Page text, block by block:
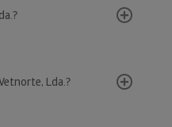
Lda.?